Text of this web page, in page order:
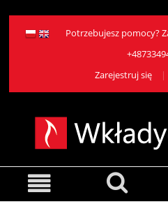
Potrzebujesz pomocy?
Zarejestruj się